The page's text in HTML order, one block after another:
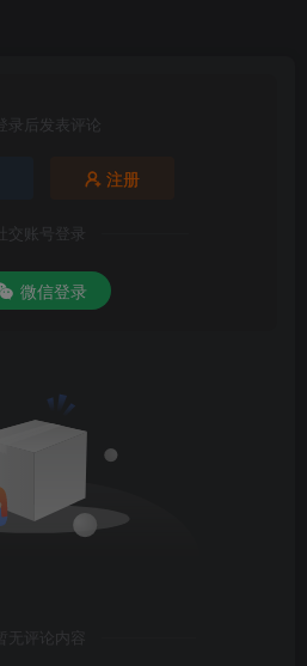
录后发表评论
注册
交账号登录
微信登录
暂无评论内容